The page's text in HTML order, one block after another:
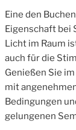
Eine den
Eigenschaft bei
Licht im Raum
auch für die
Genießen Sie
mit
Bedingungen
gelungenen